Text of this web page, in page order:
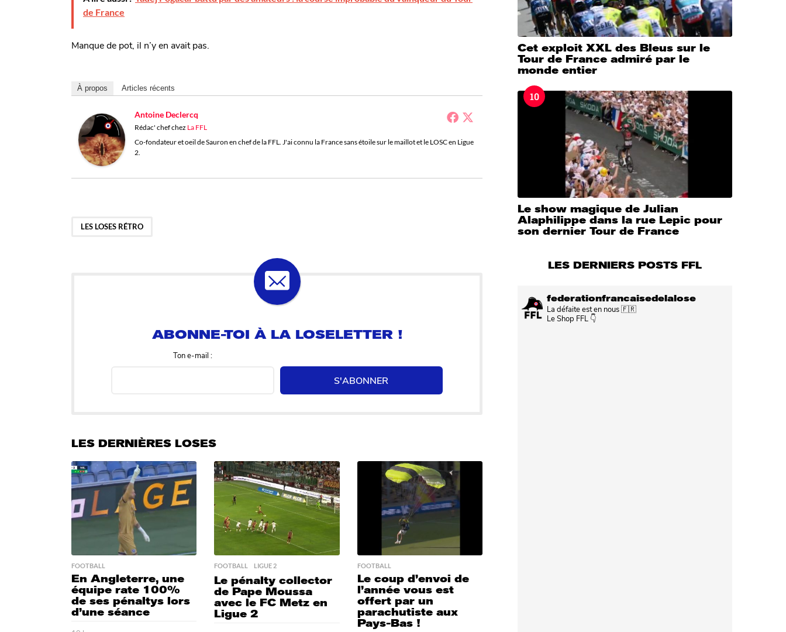
de France
Manque de pot, il n’y en avait pas.
À propos Articles récents
Antoine Declercq
Rédac' chefchez La FFL
Co-fondateur et oeil de Sauron en chef de la FFL. J'ai connu la France sans étoile sur le maillot et le LOSC en Ligue
2.
LES LOSES RÉTRO
Ton e-mail :
S'ABONNER
LES DERNIÈRES LOSES
FOOTBALL
En Angleterre, une
équipe rate 100%
de ses pénaltys lors
d’une séance
FOOTBALL ,LIGUE 2
Le pénalty collector
de Pape Moussa
avec le FC Metz en
Ligue 2
FOOTBALL
Le coup d’envoi de
l’année vous est
offert par un
parachutiste aux
Pays-Bas !
Cet exploit XXL des Bleus sur le
Tour de France admiré par le
monde entier
10
Le show magique de Julian
Alaphilippe dans la rue Lepic pour
son dernier Tour de France
LES DERNIERS POSTS FFL
federationfrancaisedelalose
La défaite est en nous 🇫🇷
Le Shop FFL 👇